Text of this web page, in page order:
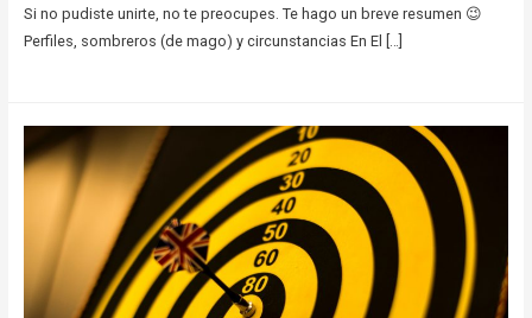
Si no pudiste unirte, no te preocupes. Te hago un breve resumen 😉
Perfiles, sombreros (de mago) y circunstancias En El […]